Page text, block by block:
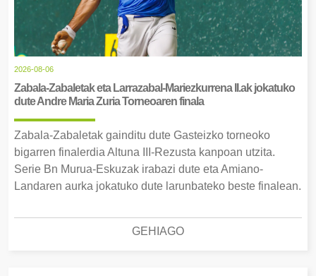
2026-08-06
Zabala-Zabaletak eta Larrazabal-Mariezkurrena II.ak jokatuko
dute Andre Maria Zuria Torneoaren finala
Zabala-Zabaletak gainditu dute Gasteizko torneoko
bigarren finalerdia Altuna III-Rezusta kanpoan utzita.
Serie Bn Murua-Eskuzak irabazi dute eta Amiano-
Landaren aurka jokatuko dute larunbateko beste finalean.
GEHIAGO